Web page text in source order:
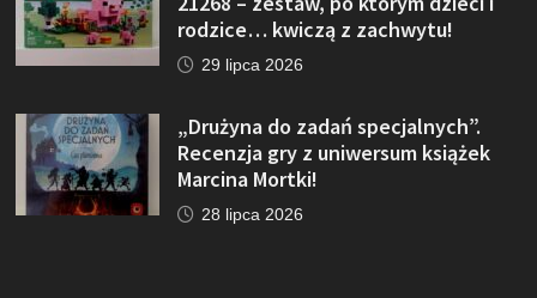
rodzice… kwiczą z zachwytu!
29 lipca 2026
„Drużyna do zadań specjalnych”.
Recenzja gry z uniwersum książek
Marcina Mortki!
28 lipca 2026